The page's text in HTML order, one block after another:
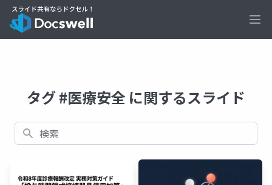
タグ #医療安全 に関するスライド
検索